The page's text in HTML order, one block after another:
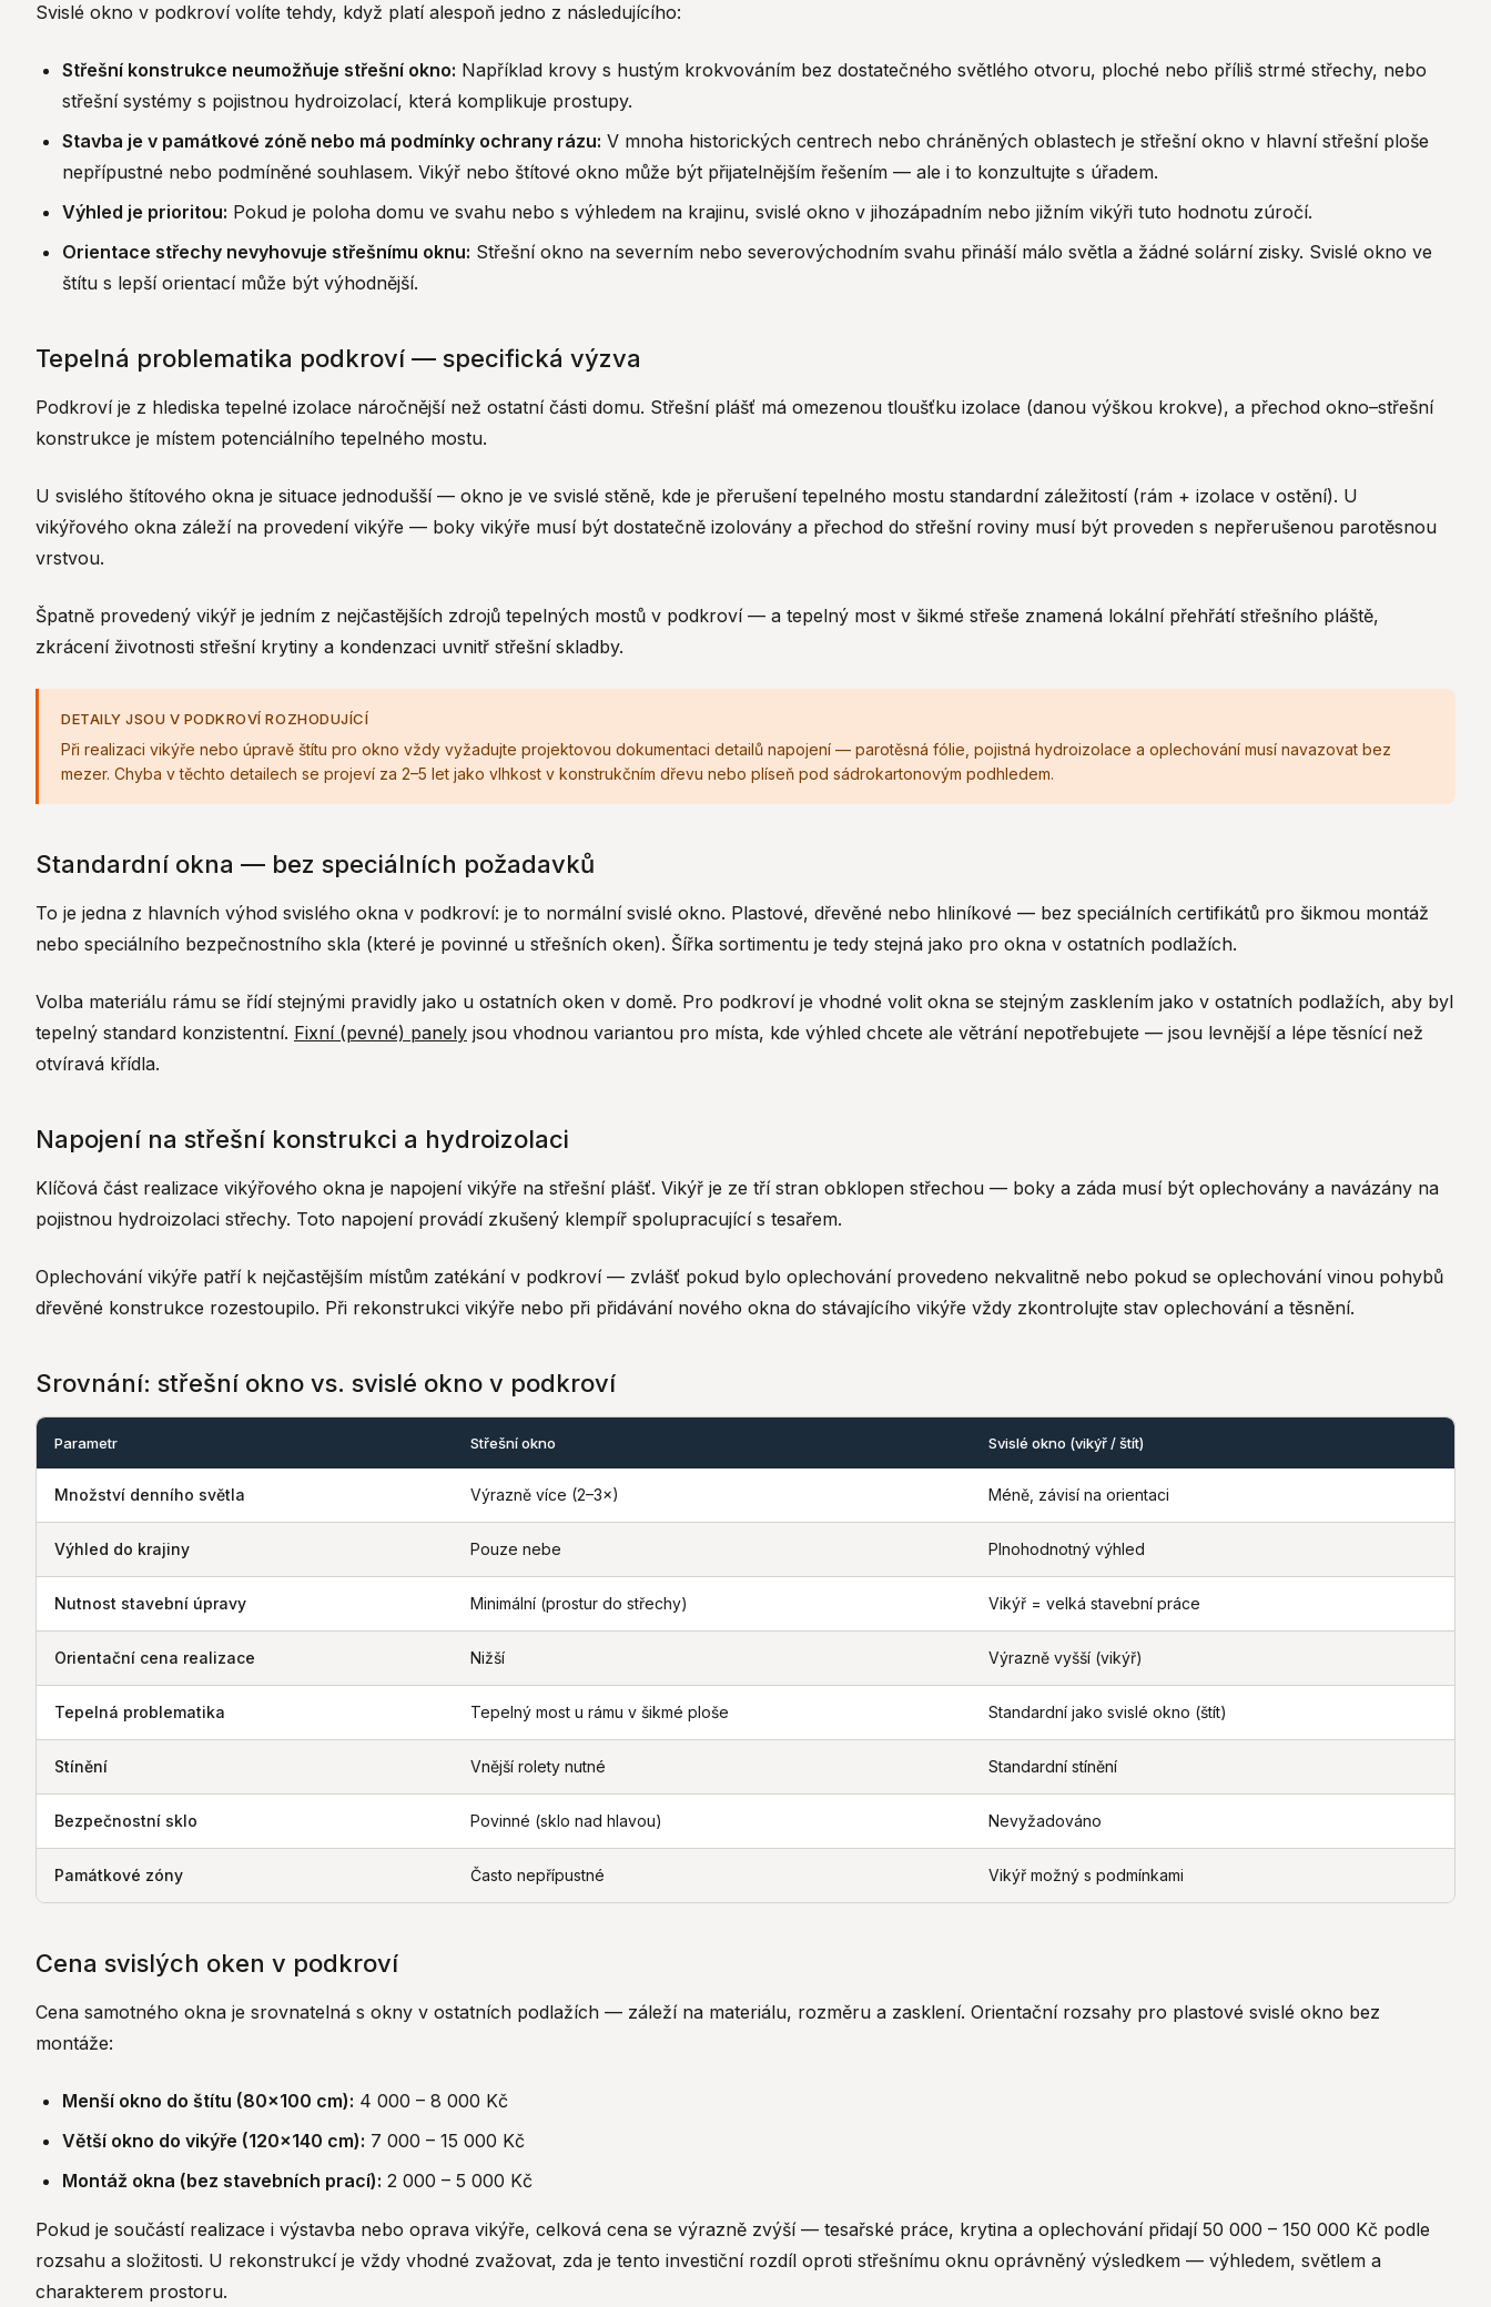
Svislé okno v podkroví volíte tehdy, když platí alespoň jedno z následujícího:
Střešní konstrukce neumožňuje střešní okno: Například krovy s hustým krokvováním bez dostatečného světlého otvoru, ploché nebo příliš strmé střechy, nebo
střešní systémy s pojistnou hydroizolací, která komplikuje prostupy.
Stavba je v památkové zóně nebo má podmínky ochrany rázu: V mnoha historických centrech nebo chráněných oblastech je střešní okno v hlavní střešní ploše
nepřípustné nebo podmíněné souhlasem. Vikýř nebo štítové okno může být přijatelnějším řešením — ale i to konzultujte s úřadem.
Výhled je prioritou: Pokud je poloha domu ve svahu nebo s výhledem na krajinu, svislé okno v jihozápadním nebo jižním vikýři tuto hodnotu zúročí.
Orientace střechy nevyhovuje střešnímu oknu: Střešní okno na severním nebo severovýchodním svahu přináší málo světla a žádné solární zisky. Svislé okno ve
štítu s lepší orientací může být výhodnější.
Tepelná problematika podkroví — specifická výzva
Podkroví je z hlediska tepelné izolace náročnější než ostatní části domu. Střešní plášť má omezenou tloušťku izolace (danou výškou krokve), a přechod okno–střešní
konstrukce je místem potenciálního tepelného mostu.
U svislého štítového okna je situace jednodušší — okno je ve svislé stěně, kde je přerušení tepelného mostu standardní záležitostí (rám + izolace v ostění). U
vikýřového okna záleží na provedení vikýře — boky vikýře musí být dostatečně izolovány a přechod do střešní roviny musí být proveden s nepřerušenou parotěsnou
vrstvou.
Špatně provedený vikýř je jedním z nejčastějších zdrojů tepelných mostů v podkroví — a tepelný most v šikmé střeše znamená lokální přehřátí střešního pláště,
zkrácení životnosti střešní krytiny a kondenzaci uvnitř střešní skladby.
DETAILY JSOU V PODKROVÍ ROZHODUJÍCÍ
Při realizaci vikýře nebo úpravě štítu pro okno vždy vyžadujte projektovou dokumentaci detailů napojení — parotěsná fólie, pojistná hydroizolace a oplechování musí navazovat bez
mezer. Chyba v těchto detailech se projeví za 2–5 let jako vlhkost v konstrukčním dřevu nebo plíseň pod sádrokartonovým podhledem.
Standardní okna — bez speciálních požadavků
To je jedna z hlavních výhod svislého okna v podkroví: je to normální svislé okno. Plastové, dřevěné nebo hliníkové — bez speciálních certifikátů pro šikmou montáž
nebo speciálního bezpečnostního skla (které je povinné u střešních oken). Šířka sortimentu je tedy stejná jako pro okna v ostatních podlažích.
Volba materiálu rámu se řídí stejnými pravidly jako u ostatních oken v domě. Pro podkroví je vhodné volit okna se stejným zasklením jako v ostatních podlažích, aby byl
tepelný standard konzistentní. Fixní (pevné) panely jsou vhodnou variantou pro místa, kde výhled chcete ale větrání nepotřebujete — jsou levnější a lépe těsnící než
otvíravá křídla.
Napojení na střešní konstrukci a hydroizolaci
Klíčová část realizace vikýřového okna je napojení vikýře na střešní plášť. Vikýř je ze tří stran obklopen střechou — boky a záda musí být oplechovány a navázány na
pojistnou hydroizolaci střechy. Toto napojení provádí zkušený klempíř spolupracující s tesařem.
Oplechování vikýře patří k nejčastějším místům zatékání v podkroví — zvlášť pokud bylo oplechování provedeno nekvalitně nebo pokud se oplechování vinou pohybů
dřevěné konstrukce rozestoupilo. Při rekonstrukci vikýře nebo při přidávání nového okna do stávajícího vikýře vždy zkontrolujte stav oplechování a těsnění.
Srovnání: střešní okno vs. svislé okno v podkroví
Parametr Střešní okno Svislé okno (vikýř / štít)
Množství denního světla Výrazně více (2–3×) Méně, závisí na orientaci
Výhled do krajiny Pouze nebe Plnohodnotný výhled
Nutnost stavební úpravy Minimální (prostur do střechy) Vikýř = velká stavební práce
Orientační cena realizace Nižší Výrazně vyšší (vikýř)
Tepelná problematika Tepelný most u rámu v šikmé ploše Standardní jako svislé okno (štít)
Stínění Vnější rolety nutné Standardní stínění
Bezpečnostní sklo Povinné (sklo nad hlavou) Nevyžadováno
Památkové zóny Často nepřípustné Vikýř možný s podmínkami
Cena svislých oken v podkroví
Cena samotného okna je srovnatelná s okny v ostatních podlažích — záleží na materiálu, rozměru a zasklení. Orientační rozsahy pro plastové svislé okno bez
montáže:
Menší okno do štítu (80×100 cm): 4 000 – 8 000 Kč
Větší okno do vikýře (120×140 cm): 7 000 – 15 000 Kč
Montáž okna (bez stavebních prací): 2 000 – 5 000 Kč
Pokud je součástí realizace i výstavba nebo oprava vikýře, celková cena se výrazně zvýší — tesařské práce, krytina a oplechování přidají 50 000 – 150 000 Kč podle
rozsahu a složitosti. U rekonstrukcí je vždy vhodné zvažovat, zda je tento investiční rozdíl oproti střešnímu oknu oprávněný výsledkem — výhledem, světlem a
charakterem prostoru.